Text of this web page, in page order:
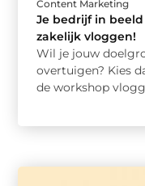
Content Marketing
Je bedrijf in
zakelijk vloggen!
Wil je jouw
overtuigen? Kies
de workshop